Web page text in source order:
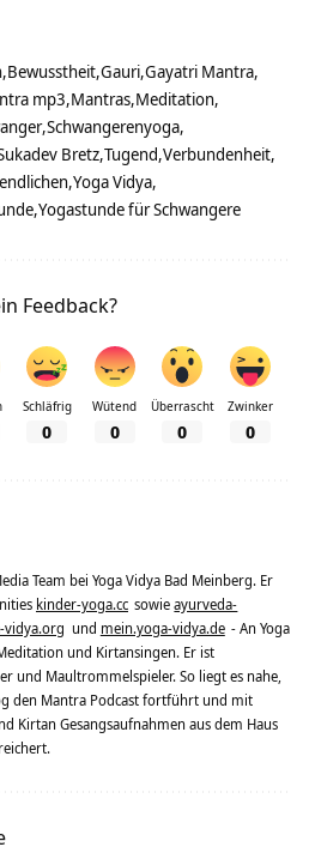
Bewusstheit Gauri Gayatri Mantra
mp3 Mantras Meditation
Schwangerenyoga
Bretz Tugend Verbundenheit
Yoga Vidya
Yogastunde für Schwangere
Feedback?
Schläfrig
0
Wütend
0
Überrascht
0
Zwinker
0
Team bei Yoga Vidya Bad Meinberg. Er
kinder-yoga.cc sowieayurveda-
vidya.org und mein.yoga-vidya.de - An Yoga
und Kirtansingen. Er ist
und Maultrommelspieler. So liegt es nahe,
den Mantra Podcast fortführt und mit
Kirtan Gesangsaufnahmen aus dem Haus